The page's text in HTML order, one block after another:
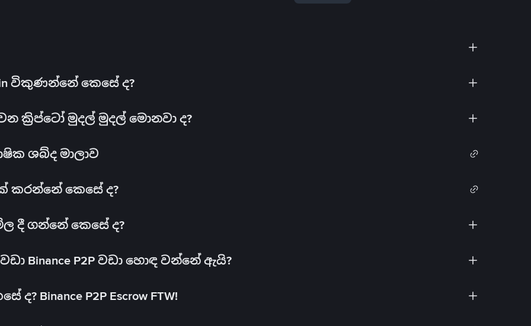
විකුණන්නේ කෙසේ ද?
ක්‍රිප්ටෝ මුදල් මුදල් මොනවා ද?
ශබ්ද මාලාව
කරන්නේ කෙසේ ද?
මිල දී ගන්නේ කෙසේ ද?
Binance P2P වඩා හොඳ වන්නේ ඇයි?
Binance P2P Escrow FTW!